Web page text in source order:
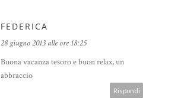
FEDERICA
28 giugno 2013 alle ore 18:25
Buona vacanza tesoro e buon relax, un
abbraccio
Rispondi